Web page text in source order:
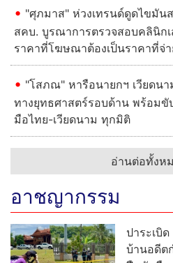
"ศุภมาส" ห่วงเทรนด์ดูดไขมันส
สคบ. บูรณาการตรวจสอบคลินิก
ราคาที่โฆษณาต้องเป็นราคาที่จ่า
"โสภณ" หารือนายกฯ เวียดน
ทางยุทธศาสตร์รอบด้าน พร้อมขั
มือไทย-เวียดนาม ทุกมิติ
อ่านต่อทั้งห
อาชญากรรม
ปาระเบิ
บ้านอดีต